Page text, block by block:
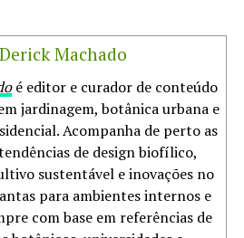
Derick Machado
é editor e curador de conteúdo
jardinagem, botânica urbana e
Acompanha de perto as
de design biofílico,
sustentável e inovações no
para ambientes internos e
com base em referências de